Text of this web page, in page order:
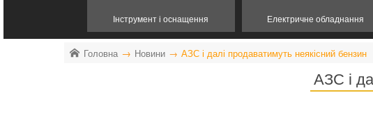
Інструмент і оснащення Електричне обладнання
Головна Новини АЗС і далі продаватимуть неякісний бензин
АЗС і